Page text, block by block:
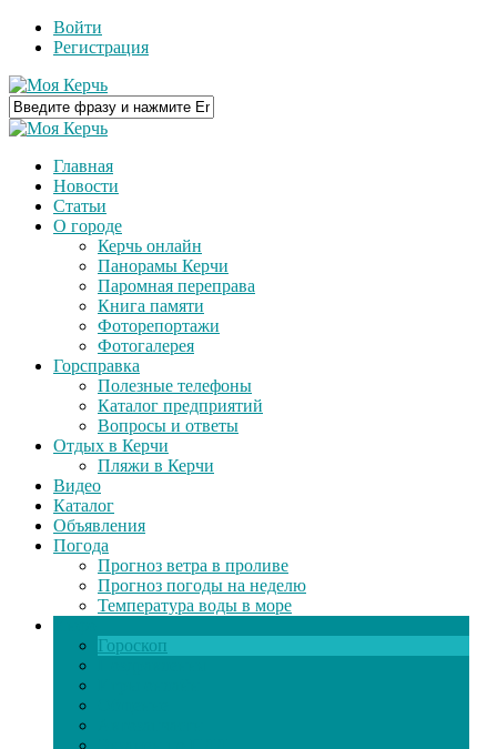
Войти
Регистрация
Главная
Новости
Статьи
О городе
Керчь онлайн
Панорамы Керчи
Паромная переправа
Книга памяти
Фоторепортажи
Фотогалерея
Горсправка
Полезные телефоны
Каталог предприятий
Вопросы и ответы
Отдых в Керчи
Пляжи в Керчи
Видео
Каталог
Объявления
Погода
Прогноз ветра в проливе
Прогноз погоды на неделю
Температура воды в море
Гороскоп